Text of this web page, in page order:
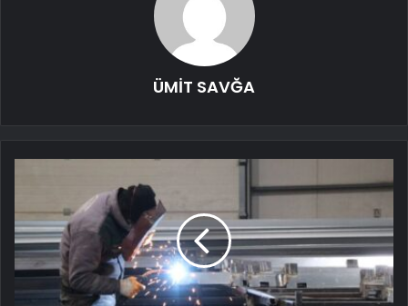
ÜMİT SAVĞA